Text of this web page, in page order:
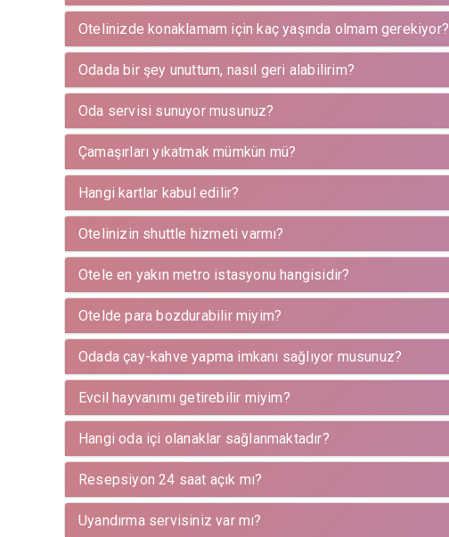
Otelinizde konaklamam için kaç yaşında olmam gerekiyor?
Odada bir şey unuttum, nasıl geri alabilirim?
Oda servisi sunuyor musunuz?
Çamaşırları yıkatmak mümkün mü?
Hangi kartlar kabul edilir?
Otelinizin shuttle hizmeti varmı?
Otele en yakın metro istasyonu hangisidir?
Otelde para bozdurabilir miyim?
Odada çay-kahve yapma imkanı sağlıyor musunuz?
Evcil hayvanımı getirebilir miyim?
Hangi oda içi olanaklar sağlanmaktadır?
Resepsiyon 24 saat açık mı?
Uyandırma servisiniz var mı?